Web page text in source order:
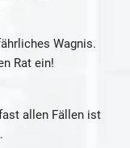
Wagnis.
Rat ein!
allen Fällen ist